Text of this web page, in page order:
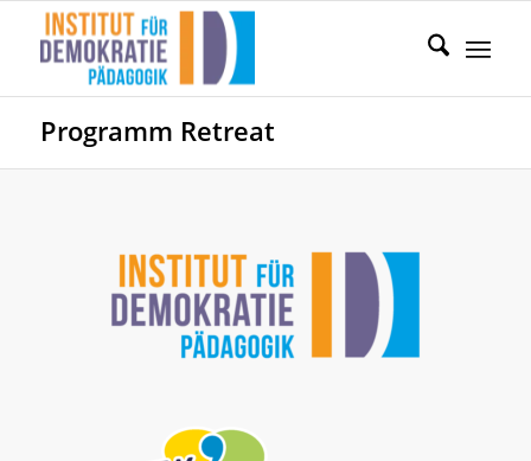
Programm Retreat